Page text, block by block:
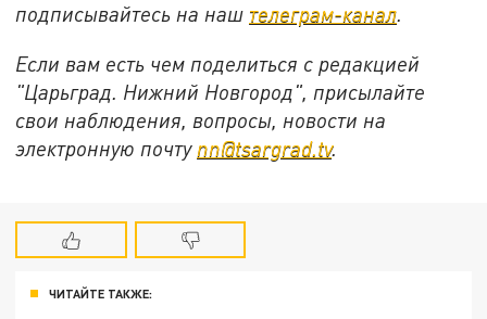
подписывайтесь на наш телеграм-канал.
Если вам есть чем поделиться с редакцией
"Царьград. Нижний Новгород", присылайте
свои наблюдения, вопросы, новости на
электронную почту nn@tsargrad.tv.
ЧИТАЙТЕ ТАКЖЕ: